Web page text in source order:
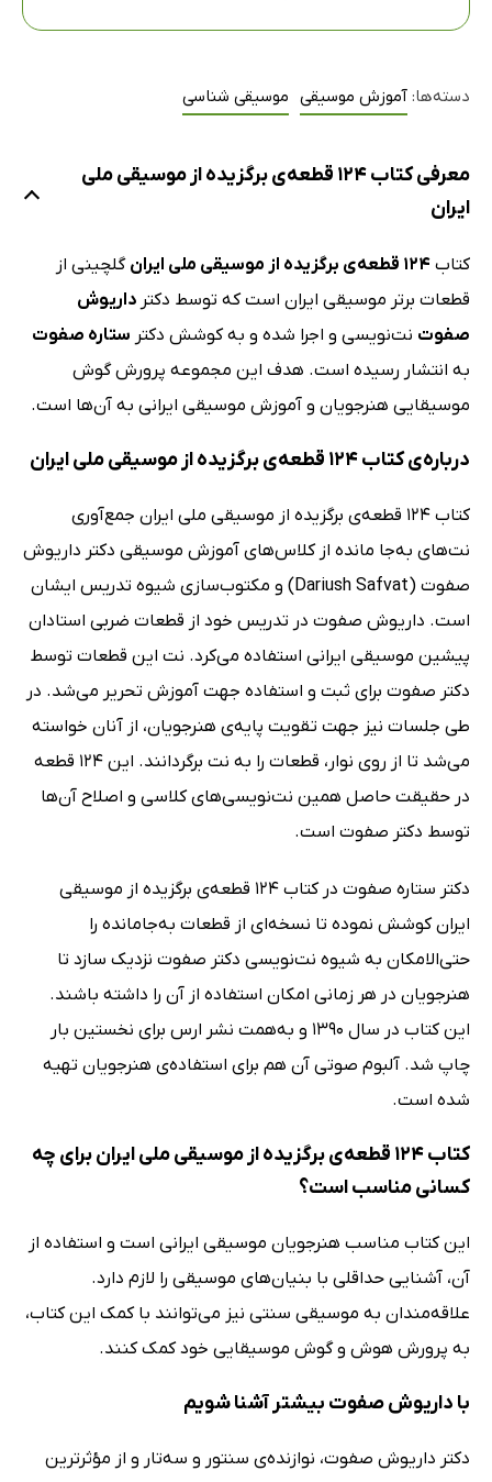
دسته‌ها: آموزش موسیقی موسیقی شناسی
معرفی کتاب 124 قطعه‌ی برگزیده از موسیقی ملی
ایران
کتاب 124 قطعه‌ی برگزیده از موسیقی ملی ایران
گلچینی از
قطعات برتر موسیقی ایران است که توسط دکتر داریوش
صفوت نت‌نویسی و اجرا شده و به کوشش دکتر ستاره صفوت
به انتشار رسیده است. هدف این مجموعه پرورش گوش
موسیقایی هنرجویان و آموزش موسیقی ایرانی به آن‌ها است.
درباره‌ی کتاب 124 قطعه‌ی برگزیده از موسیقی ملی ایران
کتاب 124 قطعه‌ی برگزیده از موسیقی ملی ایران جمع‌آوری
نت‌های به‌جا مانده از کلاس‌های آموزش موسیقی دکتر داریوش
صفوت (Dariush Safvat) و مکتوب‌سازی شیوه تدریس ایشان
است. داریوش صفوت در تدریس خود از قطعات ضربی استادان
پیشین موسیقی ایرانی استفاده می‌کرد. نت این قطعات توسط
دکتر صفوت برای ثبت و استفاده جهت آموزش تحریر می‌شد. در
طی جلسات نیز جهت تقویت پایه‌ی هنرجویان، از آنان خواسته
می‌شد تا از روی نوار، قطعات را به نت برگردانند. این 124 قطعه
در حقیقت حاصل همین نت‌نویسی‌های کلاسی و اصلاح آن‌ها
توسط دکتر صفوت است.
دکتر ستاره صفوت در کتاب 124 قطعه‌ی برگزیده از موسیقی
ایران کوشش نموده تا نسخه‌ای از قطعات به‌جا‌مانده را
حتی‌الامکان به شیوه نت‌نویسی دکتر صفوت نزدیک سازد تا
هنرجویان در هر زمانی امکان استفاده از آن را داشته باشند.
این کتاب در سال 1390 و به‌همت نشر ارس برای نخستین بار
چاپ شد. آلبوم صوتی آن هم برای استفاده‌ی هنرجویان تهیه
شده است.
کتاب 124 قطعه‌ی برگزیده از موسیقی ملی ایران برای چه
کسانی مناسب است؟
این کتاب مناسب هنرجویان موسیقی ایرانی است و استفاده از
آن، آشنایی حداقلی با بنیان‌های موسیقی را لازم دارد.
علاقه‌مندان به موسیقی سنتی نیز می‌توانند با کمک این کتاب،
به پرورش هوش و گوش موسیقایی خود کمک کنند.
با داریوش صفوت بیشتر آشنا شویم
دکتر داریوش صفوت، نوازنده‌ی سنتور و سه‌تار و از مؤثرترین